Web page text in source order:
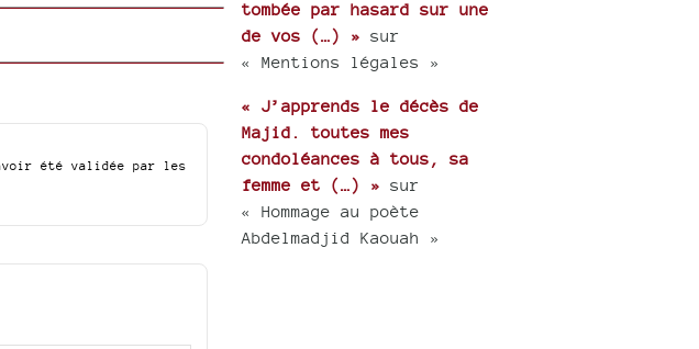
été validée par les
tombée par hasard sur une
de vos (…) » sur
« Mentions légales »
« J’apprends le décès de
Majid. toutes mes
condoléances à tous, sa
femme et (…) » sur
« Hommage au poète
Abdelmadjid Kaouah »